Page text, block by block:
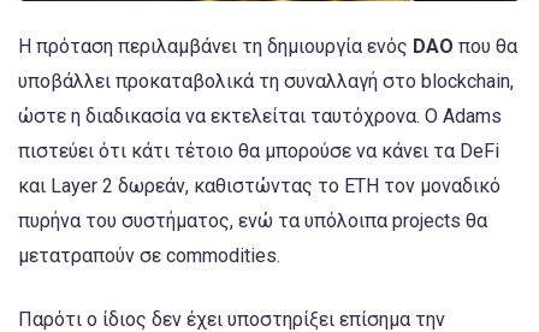
Η πρόταση περιλαμβάνει τη δημιουργία ενός DAO που θα
υποβάλλει προκαταβολικά τη συναλλαγή στο blockchain,
ώστε η διαδικασία να εκτελείται ταυτόχρονα. Ο Adams
πιστεύει ότι κάτι τέτοιο θα μπορούσε να κάνει τα DeFi
και Layer 2 δωρεάν, καθιστώντας το ETH τον μοναδικό
πυρήνα του συστήματος, ενώ τα υπόλοιπα projects θα
μετατραπούν σε commodities.
Παρότι ο ίδιος δεν έχει υποστηρίξει επίσημα την